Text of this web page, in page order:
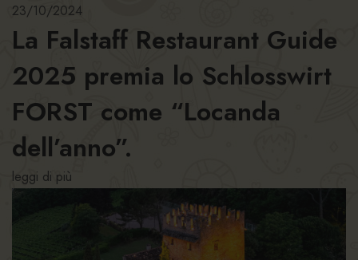
23/10/2024
La Falstaff Restaurant Guide
2025 premia lo Schlosswirt
FORST come “Locanda
dell’anno”.
leggi di più